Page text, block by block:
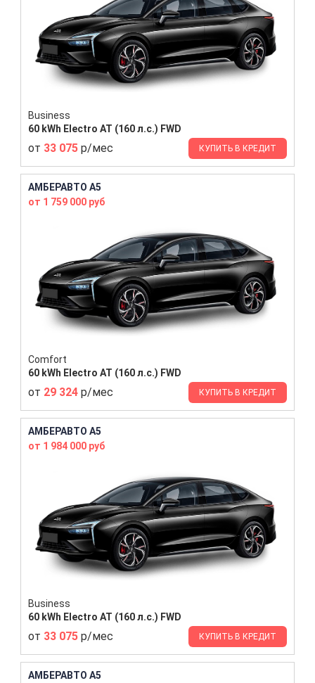
Business
60 kWh Electro AT (160 л.с.) FWD
от 33 075 р/мес КУПИТЬ В КРЕДИТ
АМБЕРАВТО A5
от 1 759 000 руб
Comfort
60 kWh Electro AT (160 л.с.) FWD
от 29 324 р/мес КУПИТЬ В КРЕДИТ
АМБЕРАВТО A5
от 1 984 000 руб
Business
60 kWh Electro AT (160 л.с.) FWD
от 33 075 р/мес КУПИТЬ В КРЕДИТ
АМБЕРАВТО A5